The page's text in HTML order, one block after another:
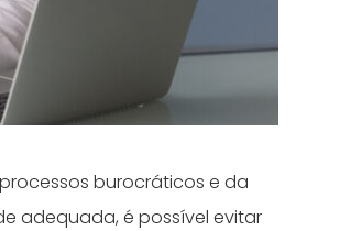
burocráticos e da
adequada, é possível evitar